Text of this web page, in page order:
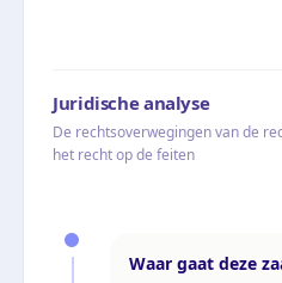
Juridische analyse
De rechtsoverwegingen van de
het recht op de feiten
Waar gaat deze